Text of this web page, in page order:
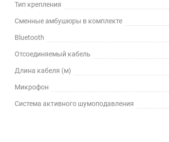
Тип крепления
Сменные амбушюры в комплекте
Bluetooth
Отсоединяемый кабель
Длина кабеля (м)
Микрофон
Cистема активного шумоподавления